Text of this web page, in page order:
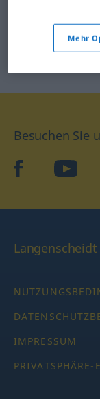
Besuchen Sie
facebookYouTube
Langenscheidt
IMPRESSUM
PRIVATSPHÄRE-
Mehr